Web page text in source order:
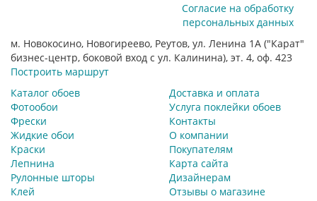
Согласие на обработку
персональных данных
м. Новокосино, Новогиреево, Реутов, ул. Ленина 1А ("Карат"
бизнес-центр, боковой вход с ул. Калинина), эт. 4, оф. 423
Построить маршрут
Каталог обоев
Фотообои
Фрески
Жидкие обои
Краски
Лепнина
Рулонные шторы
Клей
Доставка и оплата
Услуга поклейки обоев
Контакты
О компании
Покупателям
Карта сайта
Дизайнерам
Отзывы о магазине